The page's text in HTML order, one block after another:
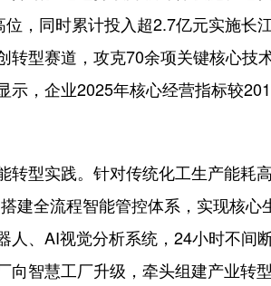
，同时累计投入超2.7亿元实施长
型赛道，攻克70余项关键核心技
，企业2025年核心经营指标较
型实践。针对传统化工生产能耗
建全流程智能管控体系，实现核心
、AI视觉分析系统，24小时不间
智慧工厂升级，牵头组建产业转